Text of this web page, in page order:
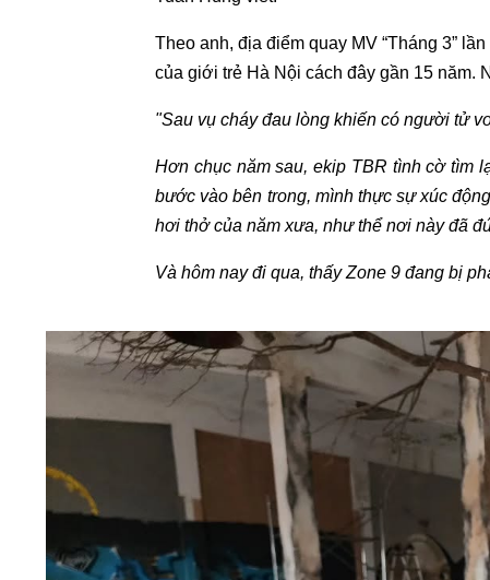
Theo anh, địa điểm quay MV “Tháng 3”
của giới trẻ Hà Nội cách đây gần 15 năm.
"Sau vụ cháy đau lòng khiến có người tử
Hơn chục năm sau, ekip TBR tình cờ tìm
bước vào bên trong, mình thực sự xúc
hơi thở của năm xưa, như thể nơi này đã
Và hôm nay đi qua, thấy Zone 9 đang bị